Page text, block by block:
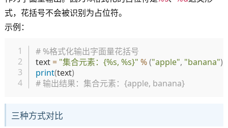
式，花括号不会被识别为占位符。
示例：
# %格式化输出字面量花括号
text = "集合元素：{%s, %s}" %("apple", "banana")
print(text)
# 输出结果：集合元素：{apple, banana}
三种方式对比